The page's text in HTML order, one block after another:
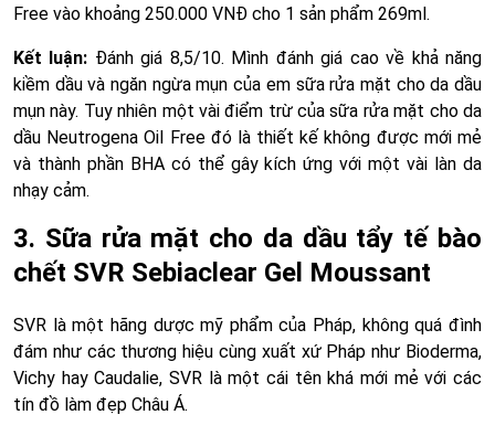
Free vào khoảng 250.000 VNĐ cho 1 sản phẩm 269ml.
Kết luận: Đánh giá 8,5/10. Mình đánh giá cao về khả năng
kiềm dầu và ngăn ngừa mụn của em sữa rửa mặt cho da dầu
mụn này. Tuy nhiên một vài điểm trừ của sữa rửa mặt cho da
dầu Neutrogena Oil Free đó là thiết kế không được mới mẻ
và thành phần BHA có thể gây kích ứng với một vài làn da
nhạy cảm.
3. Sữa rửa mặt cho da dầu tẩy tế bào
chết SVR Sebiaclear Gel Moussant
SVR là một hãng dược mỹ phẩm của Pháp, không quá đình
đám như các thương hiệu cùng xuất xứ Pháp như Bioderma,
Vichy hay Caudalie, SVR là một cái tên khá mới mẻ với các
tín đồ làm đẹp Châu Á.